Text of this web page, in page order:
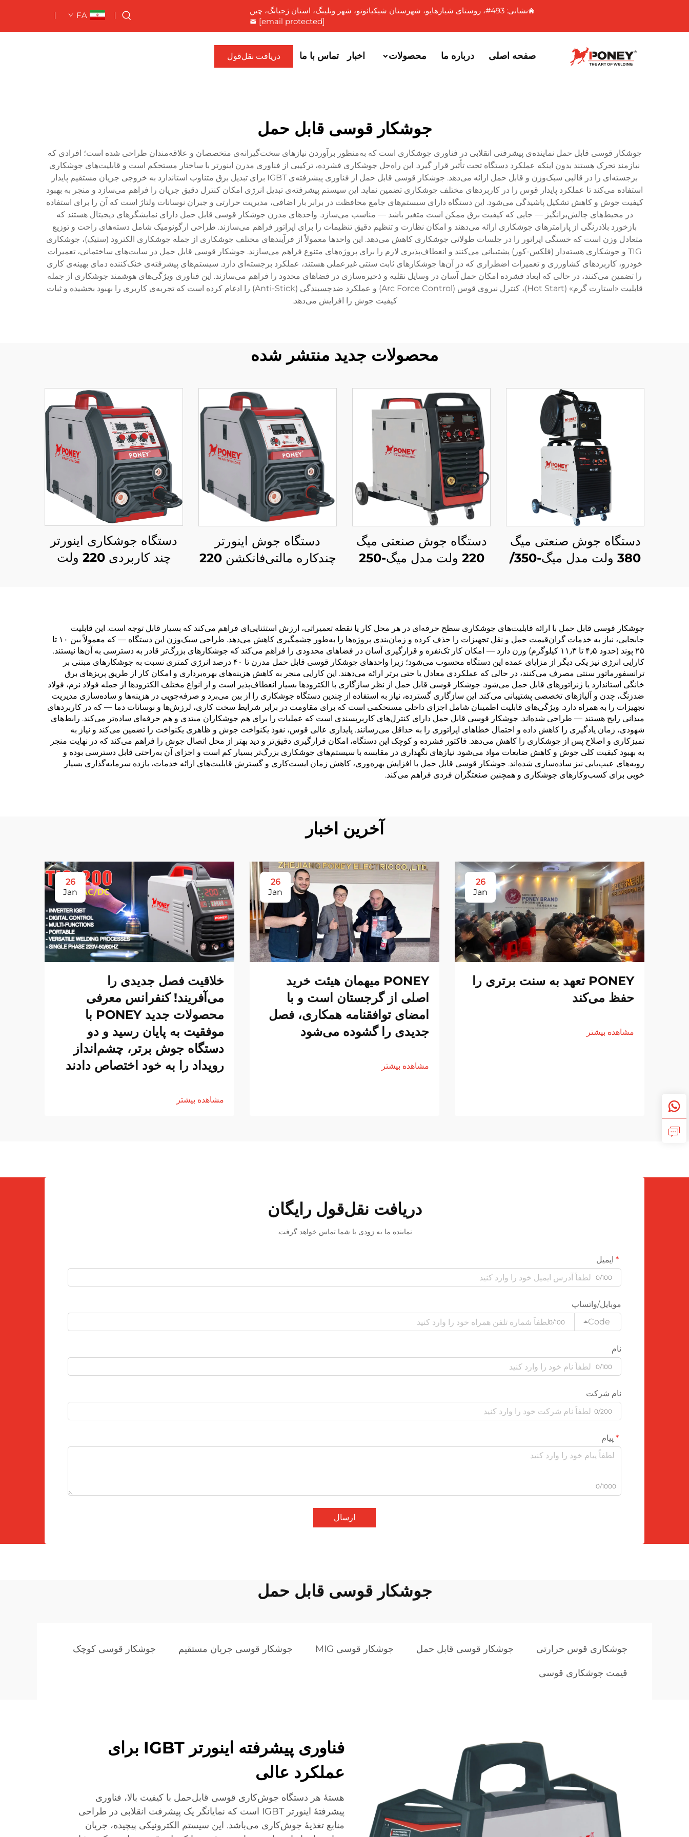
نشانی: 493#، روستای شیازهایو، شهرستان شیکیائوتو، شهر ونلینگ، استان ژجیانگ، چین
[email protected]
FA
صفحه اصلی درباره ما محصولات اخبار تماس با ما دریافت نقل‌قول
جوشکار قوسی قابل حمل
جوشکار قوسی قابل حمل نماینده‌ی پیشرفتی انقلابی در فناوری جوشکاری است که به‌منظور برآوردن نیازهای سخت‌گیرانه‌ی متخصصان و علاقه‌مندان طراحی شده است؛ افرادی که
نیازمند تحرک هستند بدون اینکه عملکرد دستگاه تحت تأثیر قرار گیرد. این راه‌حل جوشکاری فشرده، ترکیبی از فناوری مدرن اینورتر با ساختار مستحکم است و قابلیت‌های جوشکاری
برجسته‌ای را در قالبی سبک‌وزن و قابل حمل ارائه می‌دهد. جوشکار قوسی قابل حمل از فناوری پیشرفته‌ی IGBT برای تبدیل برق متناوب استاندارد به خروجی جریان مستقیم پایدار
استفاده می‌کند تا عملکرد پایدار قوس را در کاربردهای مختلف جوشکاری تضمین نماید. این سیستم پیشرفته‌ی تبدیل انرژی امکان کنترل دقیق جریان را فراهم می‌سازد و منجر به بهبود
کیفیت جوش و کاهش تشکیل پاشیدگی می‌شود. این دستگاه دارای سیستم‌های جامع محافظت در برابر بار اضافی، مدیریت حرارتی و جبران نوسانات ولتاژ است که آن را برای استفاده
در محیط‌های چالش‌برانگیز — جایی که کیفیت برق ممکن است متغیر باشد — مناسب می‌سازد. واحدهای مدرن جوشکار قوسی قابل حمل دارای نمایشگرهای دیجیتال هستند که
بازخورد بلادرنگی از پارامترهای جوشکاری ارائه می‌دهند و امکان نظارت و تنظیم دقیق تنظیمات را برای اپراتور فراهم می‌سازند. طراحی ارگونومیک شامل دسته‌های راحت و توزیع
متعادل وزن است که خستگی اپراتور را در جلسات طولانی جوشکاری کاهش می‌دهد. این واحدها معمولاً از فرآیندهای مختلف جوشکاری از جمله جوشکاری الکترود (ستیک)، جوشکاری
TIG و جوشکاری هسته‌دار (فلکس-کور) پشتیبانی می‌کنند و انعطاف‌پذیری لازم را برای پروژه‌های متنوع فراهم می‌سازند. جوشکار قوسی قابل حمل در سایت‌های ساختمانی، تعمیرات
خودرو، کاربردهای کشاورزی و تعمیرات اضطراری که در آن‌ها جوشکارهای ثابت سنتی غیرعملی هستند، عملکرد برجسته‌ای دارد. سیستم‌های پیشرفته‌ی خنک‌کننده دمای بهینه‌ی کاری
را تضمین می‌کنند، در حالی که ابعاد فشرده امکان حمل آسان در وسایل نقلیه و ذخیره‌سازی در فضاهای محدود را فراهم می‌سازند. این فناوری ویژگی‌های هوشمند جوشکاری از جمله
قابلیت «استارت گرم» (Hot Start)، کنترل نیروی قوس (Arc Force Control) و عملکرد ضدچسبندگی (Anti-Stick) را ادغام کرده است که تجربه‌ی کاربری را بهبود بخشیده و ثبات
کیفیت جوش را افزایش می‌دهد.
محصولات جدید منتشر شده
دستگاه جوش صنعتی میگ
380 ولت مدل میگ-350/
جوشکاری قوس الکتریکی
میگ/مگ
دستگاه جوش صنعتی میگ
220 ولت مدل میگ-250
دستگاه جوش اینورتر
چندکاره مالتی‌فانکشن 220
میگ
دستگاه جوشکاری اینورتر
چند کاربردی 220 ولت
جوشکار قوسی قابل حمل با ارائه قابلیت‌های جوشکاری سطح حرفه‌ای در هر محل کار یا نقطه تعمیراتی، ارزش استثنایی‌ای فراهم می‌کند که بسیار قابل توجه است. این قابلیت
جابجایی، نیاز به خدمات گران‌قیمت حمل و نقل تجهیزات را حذف کرده و زمان‌بندی پروژه‌ها را به‌طور چشمگیری کاهش می‌دهد. طراحی سبک‌وزن این دستگاه — که معمولاً بین ۱۰ تا
۲۵ پوند (حدود ۴٫۵ تا ۱۱٫۳ کیلوگرم) وزن دارد — امکان کار تک‌نفره و قرارگیری آسان در فضاهای محدودی را فراهم می‌کند که جوشکارهای بزرگ‌تر قادر به دسترسی به آن‌ها نیستند.
کارایی انرژی نیز یکی دیگر از مزایای عمده این دستگاه محسوب می‌شود؛ زیرا واحدهای جوشکار قوسی قابل حمل مدرن تا ۴۰ درصد انرژی کمتری نسبت به جوشکارهای مبتنی بر
ترانسفورماتور سنتی مصرف می‌کنند، در حالی که عملکردی معادل یا حتی برتر ارائه می‌دهند. این کارایی منجر به کاهش هزینه‌های بهره‌برداری و امکان کار از طریق پریزهای برق
خانگی استاندارد یا ژنراتورهای قابل حمل می‌شود. جوشکار قوسی قابل حمل از نظر سازگاری با الکترودها بسیار انعطاف‌پذیر است و از انواع مختلف الکترودها از جمله فولاد نرم، فولاد
ضدزنگ، چدن و آلیاژهای تخصصی پشتیبانی می‌کند. این سازگاری گسترده، نیاز به استفاده از چندین دستگاه جوشکاری را از بین می‌برد و صرفه‌جویی در هزینه‌ها و ساده‌سازی مدیریت
تجهیزات را به همراه دارد. ویژگی‌های قابلیت اطمینان شامل اجزای داخلی مستحکمی است که برای مقاومت در برابر شرایط سخت کاری، لرزش‌ها و نوسانات دما — که در کاربردهای
میدانی رایج هستند — طراحی شده‌اند. جوشکار قوسی قابل حمل دارای کنترل‌های کاربرپسندی است که عملیات را برای هم جوشکاران مبتدی و هم حرفه‌ای ساده‌تر می‌کند. رابط‌های
شهودی، زمان یادگیری را کاهش داده و احتمال خطاهای اپراتوری را به حداقل می‌رسانند. پایداری عالی قوس، نفوذ یکنواخت جوش و ظاهری یکنواخت را تضمین می‌کند و نیاز به
تمیزکاری و اصلاح پس از جوشکاری را کاهش می‌دهد. فاکتور فشرده و کوچک این دستگاه، امکان قرارگیری دقیق‌تر و دید بهتر از محل اتصال جوش را فراهم می‌کند که در نهایت منجر
به بهبود کیفیت کلی جوش و کاهش ضایعات مواد می‌شود. نیازهای نگهداری در مقایسه با سیستم‌های جوشکاری بزرگ‌تر بسیار کم است و اجزای آن به‌راحتی قابل دسترسی بوده و
رویه‌های عیب‌یابی نیز ساده‌سازی شده‌اند. جوشکار قوسی قابل حمل با افزایش بهره‌وری، کاهش زمان ایست‌کاری و گسترش قابلیت‌های ارائه خدمات، بازده سرمایه‌گذاری بسیار
خوبی برای کسب‌وکارهای جوشکاری و همچنین صنعتگران فردی فراهم می‌کند.
آخرین اخبار
26
Jan
PONEY تعهد به سنت برتری را
حفظ می‌کند
مشاهده بیشتر
26
Jan
PONEY میهمان هیئت خرید
اصلی از گرجستان است و با
امضای توافقنامه همکاری، فصل
جدیدی را گشوده می‌شود
مشاهده بیشتر
26
Jan
خلاقیت فصل جدیدی را
می‌آفریند! کنفرانس معرفی
محصولات جدید PONEY با
موفقیت به پایان رسید و دو
دستگاه جوش برتر، چشم‌انداز
رویداد را به خود اختصاص دادند
مشاهده بیشتر
دریافت نقل‌قول رایگان
نماینده ما به زودی با شما تماس خواهد گرفت.
ایمیل
0/100
موبایل/واتساپ
Code
0/100
نام
0/100
نام شرکت
0/200
پیام
0/1000
ارسال
جوشکار قوسی قابل حمل
جوشکاری قوس حرارتی جوشکار قوسی قابل حمل جوشکار قوسی MIG جوشکار قوسی جریان مستقیم جوشکار قوسی کوچک
قیمت جوشکاری قوسی
فناوری پیشرفته اینورتر IGBT برای
عملکرد عالی
هستهٔ هر دستگاه جوش‌کاری قوسی قابل‌حمل با کیفیت بالا، فناوری
پیشرفتهٔ اینورتر IGBT است که نمایانگر یک پیشرفت انقلابی در طراحی
منابع تغذیهٔ جوش‌کاری می‌باشد. این سیستم الکترونیکی پیچیده، جریان